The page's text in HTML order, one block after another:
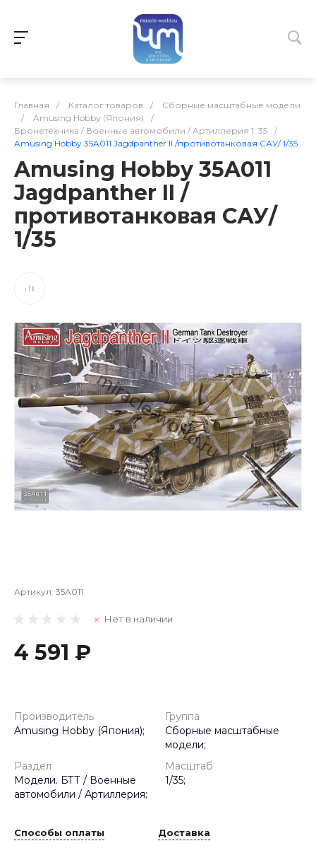
Главная / Каталог товаров /
Сборные масштабные модели
/
Amusing Hobby (Япония)
/
Бронетехника / Военные автомобили / Артиллерия 1: 35
/
Amusing Hobby 35A011 Jagdpanther II /противотанковая САУ/ 1/35
Amusing Hobby 35A011
Jagdpanther II /
противотанковая САУ/
1/35
Артикул: 35A011
Нет в наличии
4 591 ₽
Производитель
Amusing Hobby (Япония);
Группа
Сборные масштабные
модели;
Раздел
Модели. БТТ / Военные
автомобили / Артиллерия;
Масштаб
1/35;
Способы оплаты Доставка